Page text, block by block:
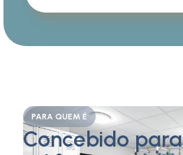
PARA QUEM É
Concebido para